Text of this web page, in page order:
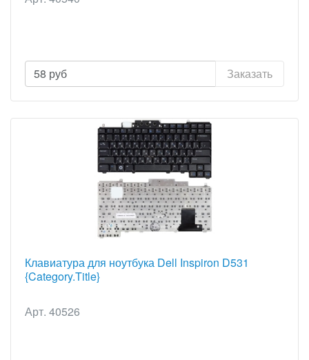
58 руб Заказать
Клавиатура для ноутбука Dell Inspiron D531
{Category.Title}
Арт. 40526